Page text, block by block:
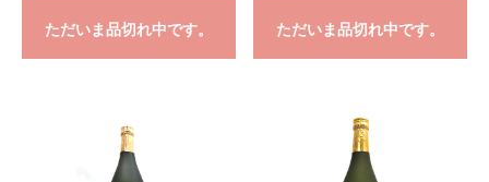
ただいま品切れ中です。 ただいま品切れ中です。